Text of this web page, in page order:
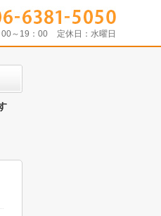
00～19：00 定休日： 水曜日